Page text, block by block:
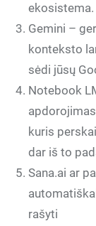
ekosistema.
Gemini –
konteksto
sėdi jūsų
Notebook
kuris
dar iš to
Sana.ai ar
rašyti